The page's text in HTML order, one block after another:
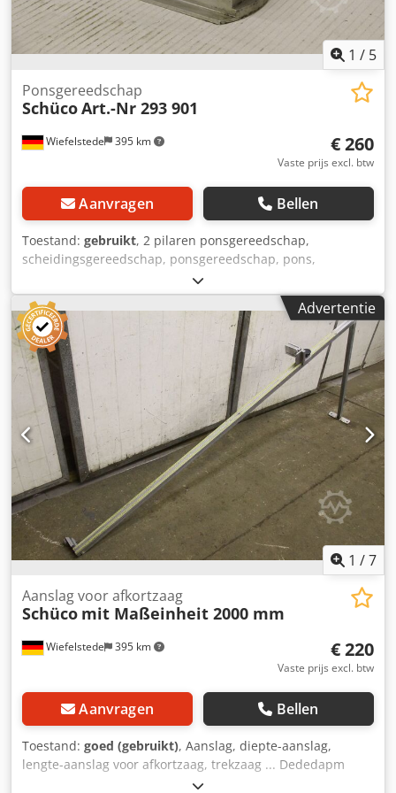
1 / 5
Wiefelstede 395 km
Ponsgereedschap
SchücoArt.-Nr 293 901
€ 260
Vaste prijs excl. btw
Aanvragen Bellen
Toestand: gebruikt, 2 pilaren ponsgereedschap,
scheidingsgereedschap, ponsgereedschap, pons,
ponsmatrijs, pons Dkodpod Sf U Ujfx Adqor -2 pijlers:
ponsgereedschap -Afmetingen: 170/100/H130 mm -
Gewicht: 5.3 kg
Advertentie
1 /7
Wiefelstede 395 km
Aanslag voor afkortzaag
Schüco mit Maßeinheit 2000 mm
€ 220
Vaste prijs excl. btw
Aanvragen Bellen
Toestand: goed (gebruikt), Aanslag, diepte-aanslag,
lengte-aanslag voor afkortzaag, trekzaag ... Dededapm
Rjpfx Adqjkr - Opname: Bosch profiel - Lengte-eenheid: